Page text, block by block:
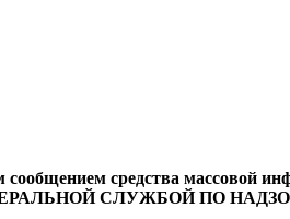
средства массовой
ФЕДЕРАЛЬНОЙ СЛУЖБОЙ